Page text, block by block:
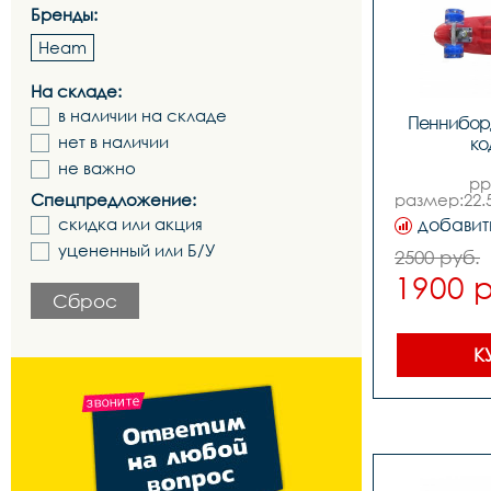
Бренды:
Heam
На складе:
в наличии на складе
нет в наличии
не важно
Спецпредложение:
скидка или акция
уцененный или Б/У
Сброс
2500 руб.
1900